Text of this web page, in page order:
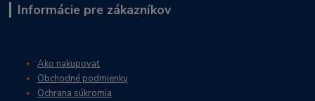
Informácie pre zákazníkov
Ako nakupovať
Obchodné podmienky
Ochrana súkromia